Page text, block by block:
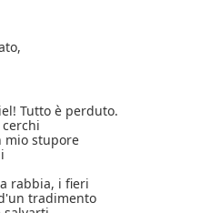
Tutto è perduto.
mio stupore
rabbia, i fieri
tradimento